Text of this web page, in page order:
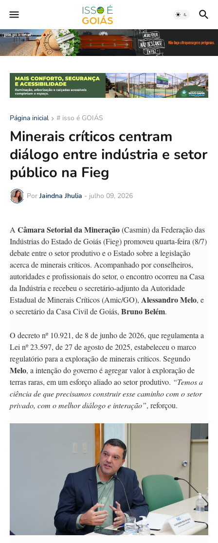
Página inicial # isso é GOIÁS
Minerais críticos centram
diálogo entre indústria e setor
público na Fieg
Por Jaindna Jhulia - julho 09, 2026
A Câmara Setorial da Mineração(Casmin) da Federação das
Indústrias do Estado de Goiás (Fieg) promoveu quarta-feira (8/7)
debate entre o setor produtivo e o Estado sobre a legislação
acerca de minerais críticos. Acompanhado por conselheiros,
autoridades e profissionais do setor, o encontro ocorreu na Casa
da Indústria e recebeu o secretário-adjunto da Autoridade
Estadual de Minerais Críticos (Amic/GO), Alessandro Melo, e
o secretário da Casa Civil de Goiás, Bruno Belém.
O decreto nº 10.921, de 8 de junho de 2026, que regulamenta a
Lei nº 23.597, de 27 de agosto de 2025, estabeleceu o marco
regulatório para a exploração de minerais críticos. Segundo
Melo, a intenção do governo é agregar valor à exploração de
terras raras, em um esforço aliado ao setor produtivo. “Temos a
ciência de que precisamos construir esse caminho com o setor
privado, com o melhor diálogo e interação”, reforçou.